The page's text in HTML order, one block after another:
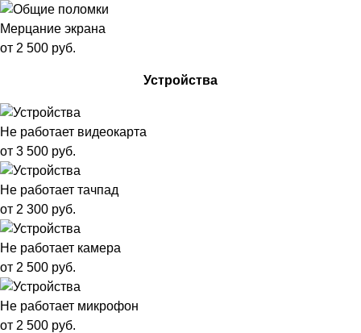
Мерцание экрана
от 2 500 руб.
Устройства
Не работает видеокарта
от 3 500 руб.
Не работает тачпад
от 2 300 руб.
Не работает камера
от 2 500 руб.
Не работает микрофон
от 2 500 руб.